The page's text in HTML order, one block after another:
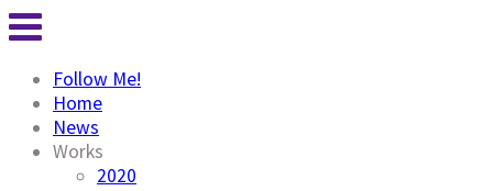
Follow Me!
Home
News
Works
2020